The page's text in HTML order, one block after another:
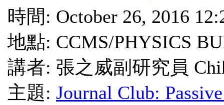
時間: October 26, 2016
地點: CCMS/PHYSICS
講者: 張之威副研究員
主題: Journal Club: